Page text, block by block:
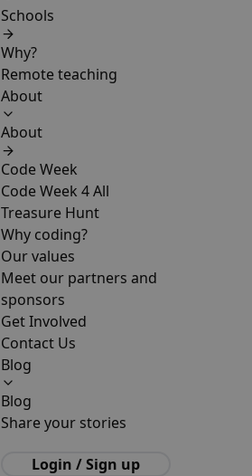
Schools
Why?
Remote teaching
About
About
Code Week
Code Week 4 All
Treasure Hunt
Why coding?
Our values
Meet our partners and
sponsors
Get Involved
Contact Us
Blog
Blog
Share your stories
Login / Sign up